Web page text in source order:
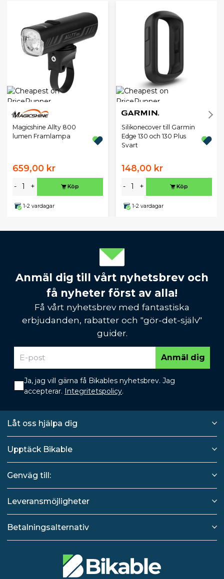
Magicshine Allty 800
lumen Framlampa
659,00 kr
- + Köp
1-2 vardagar
Silikonecover till Garmin
Edge 130 och 130 Plus
Svart
148,00 kr
- + Köp
1-2 vardagar
Anmäl dig till vårt nyhetsbrev och
få nyheter först av alla!
Få vårt nyhetsbrev med fantastiska
erbjudanden, rabatter och "gör-det-själv"
guider.
Anmäl dig
Ja, jag vill gärna få Bikables nyhetsbrev. Jag
accepterar. Integritetspolicy.
Låt oss hjälpa dig
Upptäck Bikable
Genväg till:
Leveransmöjligheter
Betalningsalternativ